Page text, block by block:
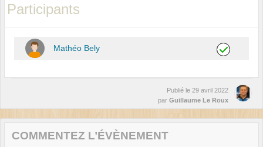
Participants
Mathéo Bely
Publié le 29 avril 2022
par Guillaume Le Roux
COMMENTEZ L’ÉVÈNEMENT